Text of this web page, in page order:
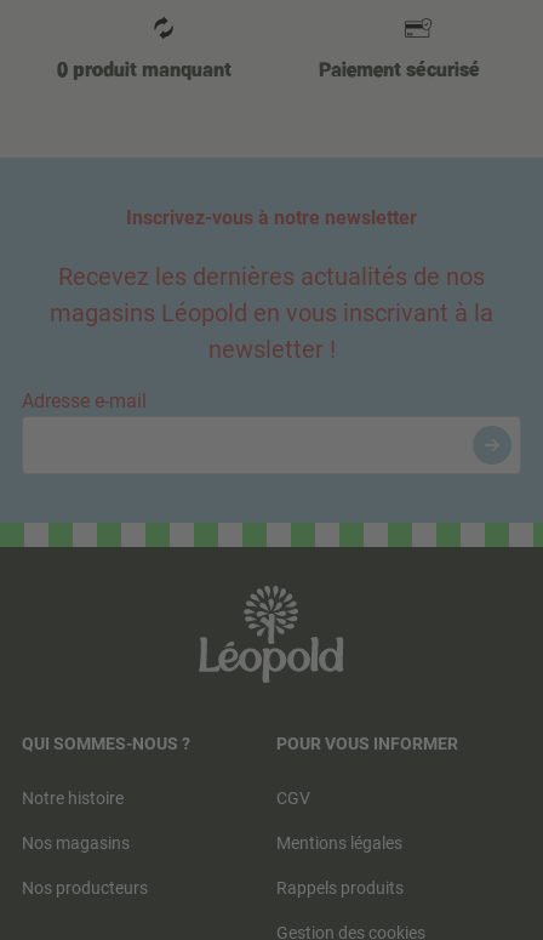
0 produit manquant Paiement sécurisé
Inscrivez-vous à notre newsletter
Recevez les dernières actualités de nos
magasins Léopold en vous inscrivant à la
newsletter !
Adresse e-mail
QUI SOMMES-NOUS ?
Notre histoire
Nos magasins
Nos producteurs
POUR VOUS INFORMER
CGV
Mentions légales
Rappels produits
Gestion des cookies